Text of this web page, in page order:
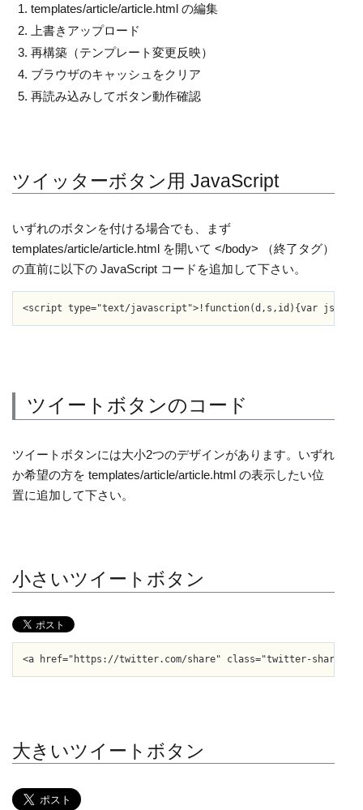
templates/article/article.html の編集
上書きアップロード
再構築（テンプレート変更反映）
ブラウザのキャッシュをクリア
再読み込みしてボタン動作確認
ツイッターボタン用 JavaScript
いずれのボタンを付ける場合でも、まず
templates/article/article.html を開いて </body> （終了タグ）
の直前に以下の JavaScript コードを追加して下さい。
ツイートボタンのコード
ツイートボタンには大小2つのデザインがあります。いずれ
か希望の方を templates/article/article.html の表示したい位
置に追加して下さい。
小さいツイートボタン
<a href="https://twitter.com/share" class="twitter-share-
大きいツイートボタン